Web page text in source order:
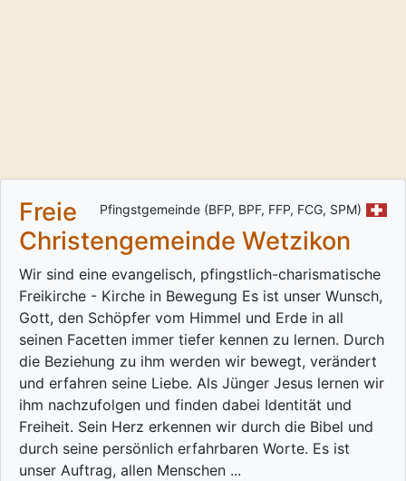
Pfingstgemeinde (BFP, BPF, FFP, FCG, SPM)
Freie
Christengemeinde Wetzikon
Wir sind eine evangelisch, pfingstlich-charismatische
Freikirche - Kirche in Bewegung Es ist unser Wunsch,
Gott, den Schöpfer vom Himmel und Erde in all
seinen Facetten immer tiefer kennen zu lernen. Durch
die Beziehung zu ihm werden wir bewegt, verändert
und erfahren seine Liebe. Als Jünger Jesus lernen wir
ihm nachzufolgen und finden dabei Identität und
Freiheit. Sein Herz erkennen wir durch die Bibel und
durch seine persönlich erfahrbaren Worte. Es ist
unser Auftrag, allen Menschen ...